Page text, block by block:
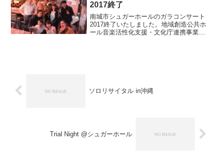
2017終了
南城市シュガーホールのガラコンサート
2017終了いたしました。地域創造公共ホ
ール音楽活性化支援・文化庁連携事業、
ソロリサイタル in沖縄
Trial Night @シュガーホール